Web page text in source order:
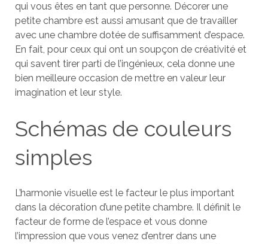
qui vous êtes en tant que personne. Décorer une
petite chambre est aussi amusant que de travailler
avec une chambre dotée de suffisamment d’espace.
En fait, pour ceux qui ont un soupçon de créativité et
qui savent tirer parti de l’ingénieux, cela donne une
bien meilleure occasion de mettre en valeur leur
imagination et leur style.
Schémas de couleurs
simples
L’harmonie visuelle est le facteur le plus important
dans la décoration d’une petite chambre. Il définit le
facteur de forme de l’espace et vous donne
l’impression que vous venez d’entrer dans une